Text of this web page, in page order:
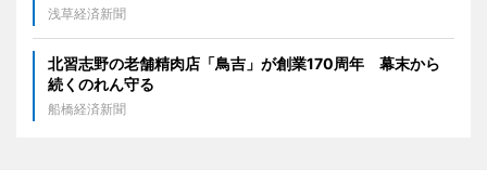
浅草経済新聞
北習志野の老舗精肉店「鳥吉」が創業170周年 幕末から
続くのれん守る
船橋経済新聞